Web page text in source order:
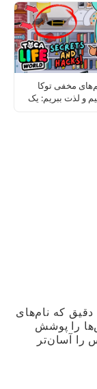
مخفی توکا
و لذت ببریم: یک
دقیق که نام‌های
را پوشش
آسان‌تر